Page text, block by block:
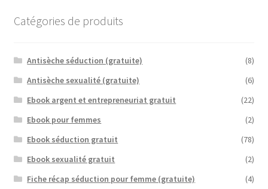
Catégories de produits
Antisèche séduction (gratuite)
(8)
Antisèche sexualité (gratuite)
(6)
Ebook argent et entrepreneuriat gratuit
(22)
Ebook pour femmes
(2)
Ebook séduction gratuit
(78)
Ebook sexualité gratuit
(2)
Fiche récap séduction pour femme (gratuite)
(4)